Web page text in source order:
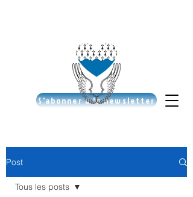
S'abonner à la newsletter
Post
Tous les posts